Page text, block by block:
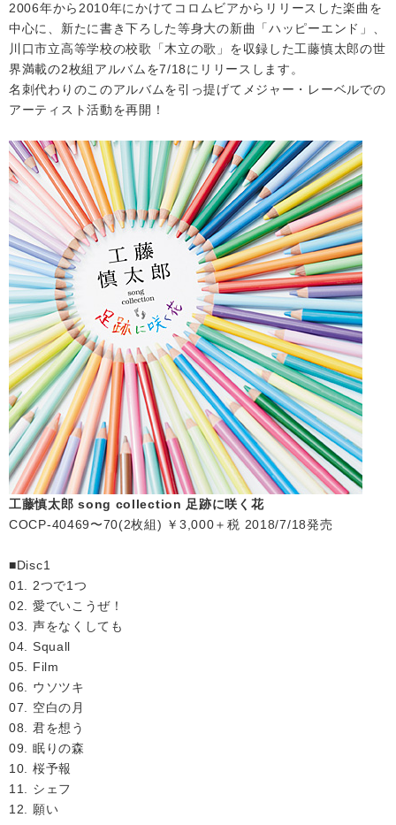
直営ショップ
会社情報
お問い合わせ
閉じる
2006年から2010年にかけてコロムビアからリリースした楽曲を
中心に、新たに書き下ろした等身大の新曲「ハッピーエンド」、
川口市立高等学校の校歌「木立の歌」を収録した工藤慎太郎の世
界満載の2枚組アルバムを7/18にリリースします。
名刺代わりのこのアルバムを引っ提げてメジャー・レーベルでの
アーティスト活動を再開！
工藤慎太郎 song collection 足跡に咲く花
COCP-40469〜70(2枚組) ￥3,000＋税 2018/7/18発売
■Disc1
01. 2つで1つ
02. 愛でいこうぜ！
03. 声をなくしても
04. Squall
05. Film
06. ウソツキ
07. 空白の月
08. 君を想う
09. 眠りの森
10. 桜予報
11. シェフ
12. 願い